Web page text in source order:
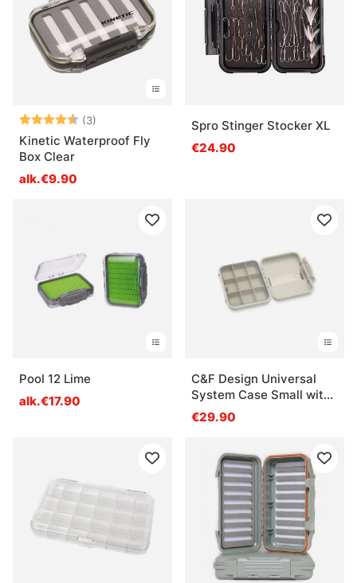
Arvio: (3)
4.7 5:sta tähdestä
Kinetic Waterproof Fly
Box Clear
alk.€9.90
Spro Stinger Stocker XL
€24.90
Pool 12 Lime
alk.€17.90
C&F Design Universal
System Case Small with
Comp
€29.90